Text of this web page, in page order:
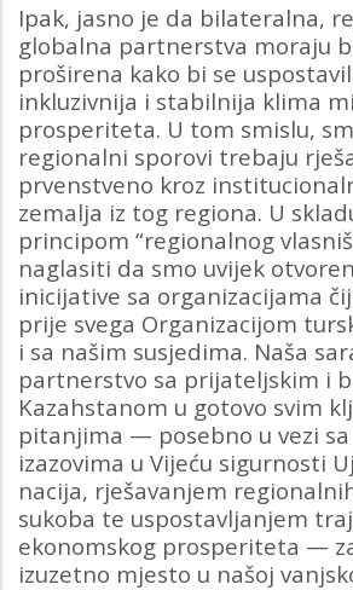
Ipak, jasno je da bilateralna,
globalna partnerstva moraju
proširena kako bi se
inkluzivnija i stabilnija klima
prosperiteta. U tom smislu,
regionalni sporovi trebaju
prvenstveno kroz
zemalja iz tog regiona. U
principom “regionalnog
naglasiti da smo uvijek
inicijative sa organizacijama
prije svega Organizacijom
i sa našim susjedima. Naša
partnerstvo sa prijateljskim i
Kazahstanom u gotovo svim
pitanjima — posebno u vezi
izazovima u Vijeću sigurnosti
nacija, rješavanjem
sukoba te uspostavljanjem
ekonomskog prosperiteta —
izuzetno mjesto u našoj